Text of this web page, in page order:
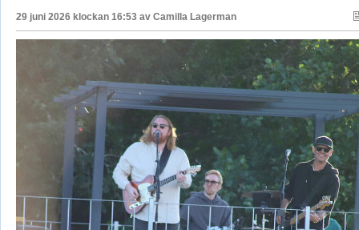
29 juni 2026 klockan 16:53 av Camilla Lagerman